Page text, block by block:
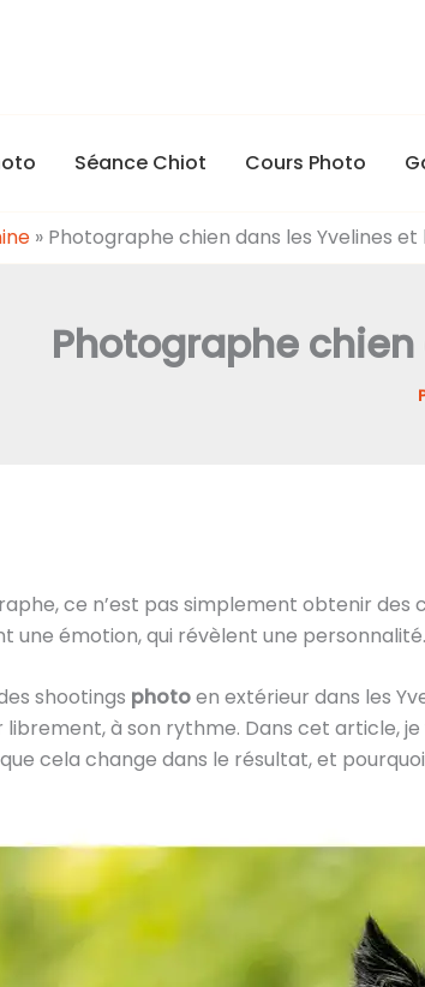
Séance Chiot Cours Photo
» Photographe chien dans les Yvelines et
Photographe
ce n’est pas simplement obtenir des
une émotion, qui révèlent une personnalité.
shootings photoen extérieur dans les
librement, à son rythme. Dans cet article,
cela change dans le résultat, et